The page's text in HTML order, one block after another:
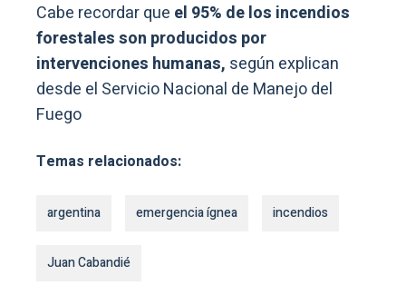
Cabe recordar que el 95% de los incendios
forestales son producidos por
intervenciones humanas, según explican
desde el Servicio Nacional de Manejo del
Fuego
Temas relacionados:
argentina emergencia ígnea incendios
Juan Cabandié